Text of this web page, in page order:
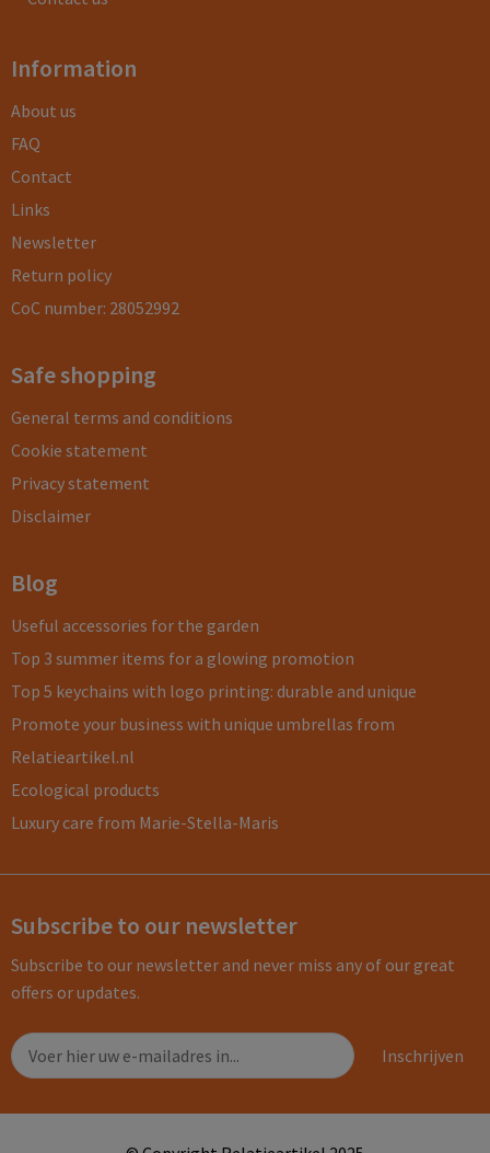
Information
About us
FAQ
Contact
Links
Newsletter
Return policy
CoC number: 28052992
Safe shopping
General terms and conditions
Cookie statement
Privacy statement
Disclaimer
Blog
Useful accessories for the garden
Top 3 summer items for a glowing promotion
Top 5 keychains with logo printing: durable and unique
Promote your business with unique umbrellas from
Relatieartikel.nl
Ecological products
Luxury care from Marie-Stella-Maris
Subscribe to our newsletter
Subscribe to our newsletter and never miss any of our great
offers or updates.